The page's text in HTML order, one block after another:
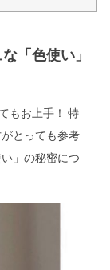
「色使い」
もお上手！ 特
とっても参考
」の秘密につ